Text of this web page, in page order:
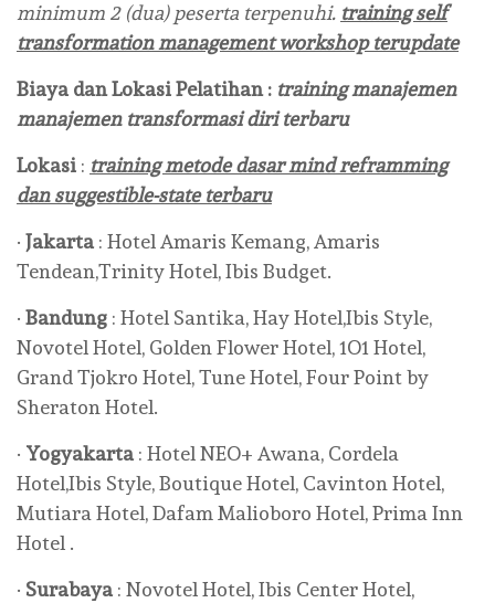
minimum 2 (dua) peserta terpenuhi. training self
transformation management workshop terupdate
Biaya dan Lokasi Pelatihan : training manajemen
manajemen transformasi diri terbaru
Lokasi : training metode dasar mind reframming
dan suggestible-state terbaru
· Jakarta : Hotel Amaris Kemang, Amaris
Tendean,Trinity Hotel, Ibis Budget.
· Bandung : Hotel Santika, Hay Hotel,Ibis Style,
Novotel Hotel, Golden Flower Hotel, 1O1 Hotel,
Grand Tjokro Hotel, Tune Hotel, Four Point by
Sheraton Hotel.
· Yogyakarta : Hotel NEO+ Awana, Cordela
Hotel,Ibis Style, Boutique Hotel, Cavinton Hotel,
Mutiara Hotel, Dafam Malioboro Hotel, Prima Inn
Hotel .
· Surabaya : Novotel Hotel, Ibis Center Hotel,